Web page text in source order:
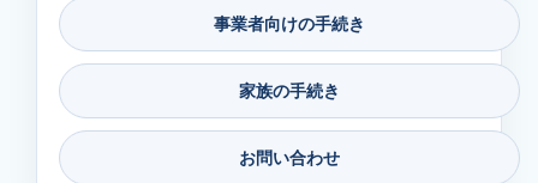
事業者向けの手続き
家族の手続き
お問い合わせ